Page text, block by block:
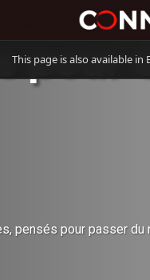
pour
pensés pour passer du
This page is also available in